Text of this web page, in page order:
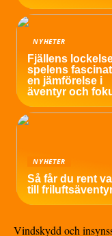
NYHETER
Fjällens
spelens
en jämförelse i
äventyr och
NYHETER
Så får du rent
till
Vindskydd och